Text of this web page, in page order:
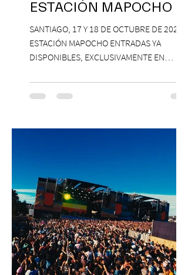
ESTACIÓN MAPOCHO
SANTIAGO, 17 Y 18 DE OCTUBRE DE 2026,
ESTACIÓN MAPOCHO ENTRADAS YA
DISPONIBLES, EXCLUSIVAMENTE EN
con una edición renovada que reunirá
yoga, bienestar y vida consciente, con la
Antonella Orsini, Yoga Woman y más
Centro Cultural Estación Mapocho, espacio
que albergará durante dos jornadas una
pro